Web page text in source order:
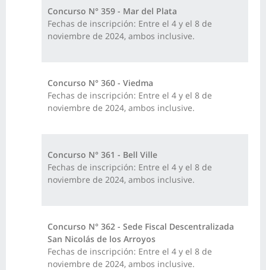
Concurso N° 359 - Mar del Plata
Fechas de inscripción: Entre el 4 y el 8 de
noviembre de 2024, ambos inclusive.
Concurso N° 360 - Viedma
Fechas de inscripción: Entre el 4 y el 8 de
noviembre de 2024, ambos inclusive.
Concurso N° 361 - Bell Ville
Fechas de inscripción: Entre el 4 y el 8 de
noviembre de 2024, ambos inclusive.
Concurso N° 362 - Sede Fiscal Descentralizada
San Nicolás de los Arroyos
Fechas de inscripción: Entre el 4 y el 8 de
noviembre de 2024, ambos inclusive.